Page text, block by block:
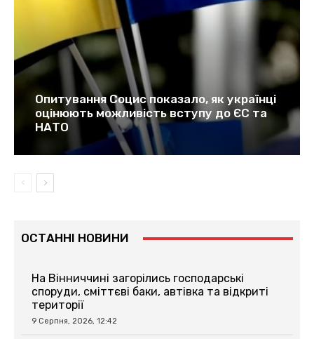
Опитування Социс показало, як українці
оцінюють можливість вступу до ЄС та
НАТО
ОСТАННІ НОВИНИ
На Вінниччині загорілись господарські
споруди, сміттєві баки, автівка та відкриті
території
9 Серпня, 2026, 12:42